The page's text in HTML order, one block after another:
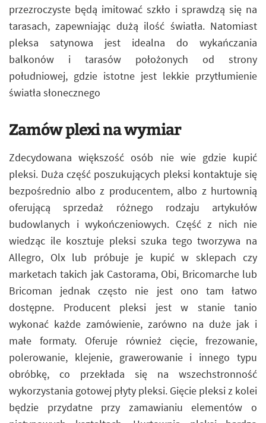
przezroczyste będą imitować szkło i sprawdzą się na
tarasach, zapewniając dużą ilość światła. Natomiast
pleksa satynowa jest idealna do wykańczania
balkonów i tarasów położonych od strony
południowej, gdzie istotne jest lekkie przytłumienie
światła słonecznego
Zamów plexi na wymiar
Zdecydowana większość osób nie wie gdzie kupić
pleksi. Duża część poszukujących pleksi kontaktuje się
bezpośrednio albo z producentem, albo z hurtownią
oferującą sprzedaż różnego rodzaju artykułów
budowlanych i wykończeniowych. Część z nich nie
wiedząc ile kosztuje pleksi szuka tego tworzywa na
Allegro, Olx lub próbuje je kupić w sklepach czy
marketach takich jak Castorama, Obi, Bricomarche lub
Bricoman jednak często nie jest ono tam łatwo
dostępne. Producent pleksi jest w stanie tanio
wykonać każde zamówienie, zarówno na duże jak i
małe formaty. Oferuje również cięcie, frezowanie,
polerowanie, klejenie, grawerowanie i innego typu
obróbkę, co przekłada się na wszechstronność
wykorzystania gotowej płyty pleksi. Gięcie pleksi z kolei
będzie przydatne przy zamawianiu elementów o